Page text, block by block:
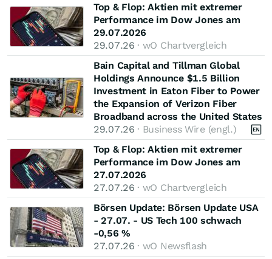
Top & Flop: Aktien mit extremer
Performance im Dow Jones am
29.07.2026
29.07.26 · wO Chartvergleich
Bain Capital and Tillman Global
Holdings Announce $1.5 Billion
Investment in Eaton Fiber to Power
the Expansion of Verizon Fiber
Broadband across the United States
29.07.26 · Business Wire (engl.)
Top & Flop: Aktien mit extremer
Performance im Dow Jones am
27.07.2026
27.07.26 · wO Chartvergleich
Börsen Update: Börsen Update USA
- 27.07. - US Tech 100 schwach
-0,56 %
27.07.26 · wO Newsflash